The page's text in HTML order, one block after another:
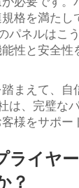
格を満たし
パネルはこ
性と安全性
まえて、自
は、完璧な
様をサポー
ライヤ
？